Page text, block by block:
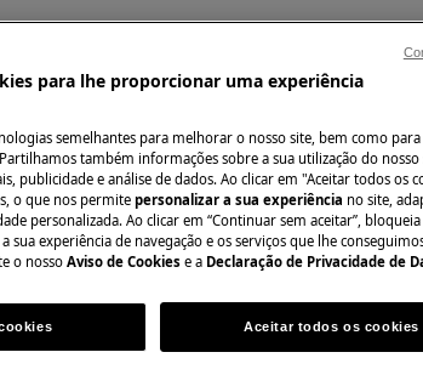
Precisa de
Não se
assistência
Marcar serviço
para lhe proporcionar uma experiência
semelhantes para melhorar o nosso site, bem como
também informações sobre a sua utilização do nosso
publicidade e análise de dados. Ao clicar em "Aceitar todos os
o que nos permite personalizar a sua experiência no site,
personalizada. Ao clicar em “Continuar sem aceitar”,
sua experiência de navegação e os serviços que lhe
o nosso Aviso de Cookies e a Declaração de Privacidade de
Aceitar todos os cookies